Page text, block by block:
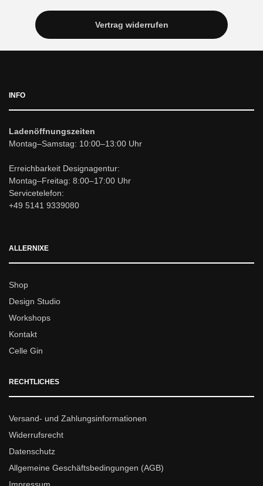
Vertrag widerrufen
INFO
Ladenöffnungszeiten
Montag–Samstag: 10:00–13:00 Uhr
Erreichbarkeit Designagentur:
Montag–Freitag: 8:00–17:00 Uhr
Servicetelefon:
+49 5141 9339080
ALLERNIXE
Shop
Design Studio
Workshops
Kontakt
Celle Gin
RECHTLICHES
Versand- und Zahlungsinformationen
Widerrufsrecht
Datenschutz
Allgemeine Geschäftsbedingungen (AGB)